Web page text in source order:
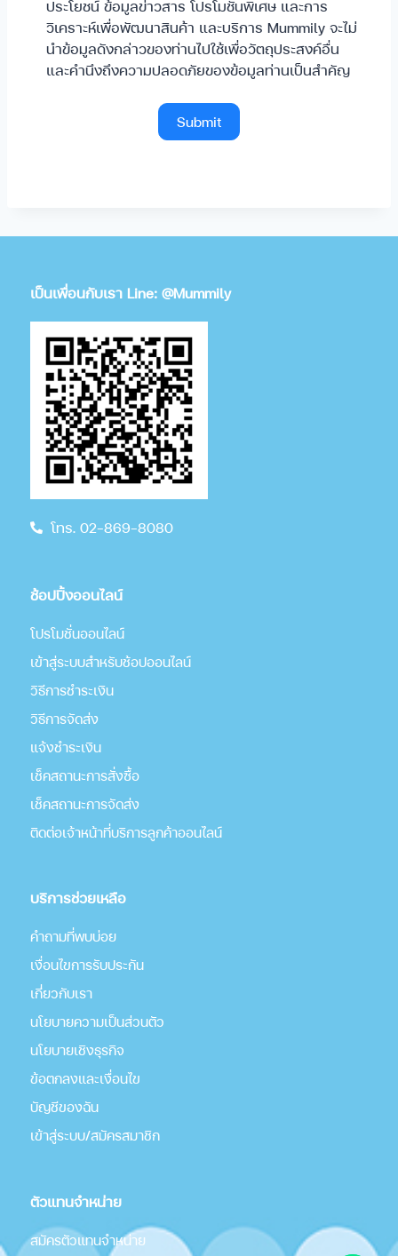
ประโยชน์ ข้อมูลข่าวสาร โปรโมชั่นพิเศษ และการ
วิเคราะห์เพื่อพัฒนาสินค้า และบริการ Mummily จะไม่
นำข้อมูลดังกล่าวของท่านไปใช้เพื่อวัตถุประสงค์อื่น
และคำนึงถึงความปลอดภัยของข้อมูลท่านเป็นสำคัญ
Submit
เป็นเพื่อนกับเรา Line: @Mummily
โทร. 02-869-8080
ช้อปปิ้งออนไลน์
โปรโมชั่นออนไลน์
เข้าสู่ระบบสำหรับช้อปออนไลน์
วิธีการชำระเงิน
วิธีการจัดส่ง
แจ้งชำระเงิน
เช็คสถานะการสั่งซื้อ
เช็คสถานะการจัดส่ง
ติดต่อเจ้าหน้าที่บริการลูกค้าออนไลน์
บริการช่วยเหลือ
คำถามที่พบบ่อย
เงื่อนไขการรับประกัน
เกี่่ยวกับเรา
นโยบายความเป็นส่วนตัว
นโยบายเชิงธุรกิจ
ข้อตกลงและเงื่อนไข
บัญชีของฉัน
เข้าสู่ระบบ/สมัครสมาชิก
ตัวแทนจำหน่าย
สมัครตัวแทนจำหน่าย